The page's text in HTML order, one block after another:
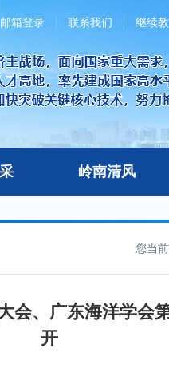
邮箱登录 联系我们 继续
岭南清风
您当
会、广东海洋学会
开